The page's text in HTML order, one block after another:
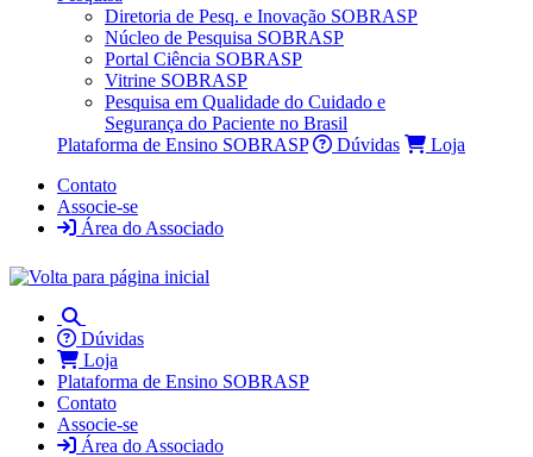
Diretoria de Pesq. e Inovação SOBRASP
Núcleo de Pesquisa SOBRASP
Portal Ciência SOBRASP
Vitrine SOBRASP
Pesquisa em Qualidade do Cuidado e
Segurança do Paciente no Brasil
Plataforma de Ensino SOBRASP
Dúvidas
Loja
Contato
Associe-se
Área do Associado
Dúvidas
Loja
Plataforma de Ensino SOBRASP
Contato
Associe-se
Área do Associado